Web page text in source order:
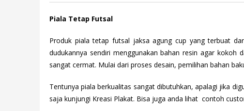
Piala Tetap Futsal
Produk piala tetap futsal jaksa agung cup yang terbuat
dudukannya sendiri menggunakan bahan resin agar
sangat cermat. Mulai dari proses desain, pemilihan bahan
Tentunya piala berkualitas sangat dibutuhkan, apalagi jika
saja kunjungi Kreasi Plakat. Bisa juga anda lihat contoh